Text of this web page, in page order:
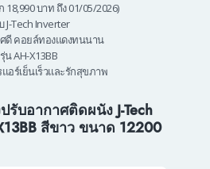
18,990 บาท ถึง 01/05/2026)
J-Tech Inverter
ศดี คอยล์ทองแดงทนนาน
น AH-X13BB
อร์เย็นเร็วและรักสุขภาพ
รับอากาศติดผนัง J-Tech
สีขาว ขนาด 12200